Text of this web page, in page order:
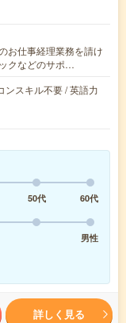
お仕事経理業務を請け
クなどのサポ…
ンスキル不要 / 英語力
50代
60代
男性
詳しく見る